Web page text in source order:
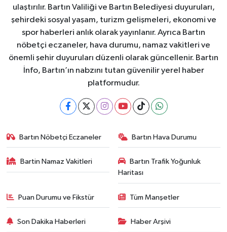
ulaştırılır. Bartın Valiliği ve Bartın Belediyesi duyuruları,
şehirdeki sosyal yaşam, turizm gelişmeleri, ekonomi ve
spor haberleri anlık olarak yayınlanır. Ayrıca Bartın
nöbetçi eczaneler, hava durumu, namaz vakitleri ve
önemli şehir duyuruları düzenli olarak güncellenir. Bartın
İnfo, Bartın’ın nabzını tutan güvenilir yerel haber
platformudur.
Bartın Nöbetçi Eczaneler Bartın Hava Durumu
Bartin Namaz Vakitleri
Bartın Trafik Yoğunluk
Haritası
Puan Durumu ve Fikstür Tüm Manşetler
Son Dakika Haberleri Haber Arşivi